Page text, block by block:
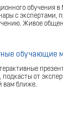
обучения
с экспертами,
Живое
обучающие
подкасты от
вам ближе.